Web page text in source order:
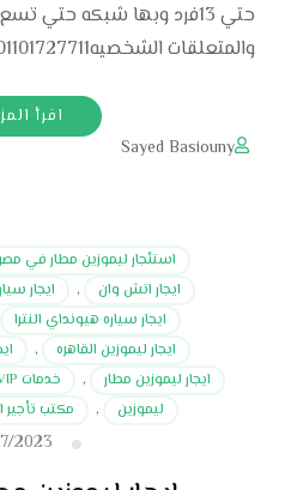
حتي 13فرد وبها شبكه حتي
والمتعلقات الشخصيه01101727711. بالتالي …
اقرأ
Sayed Basiouny
استئجار ليموزين مطار في مصر
ايجار اتش وان
, ايجار
ايجار سياره هيونداي النترا
ايجار ليموزين القاهره
,
ايجار ليموزين مطار
, خدمات VIP
ليموزين
, مكتب
2023